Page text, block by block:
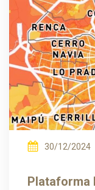
30/12/2024
Plataforma